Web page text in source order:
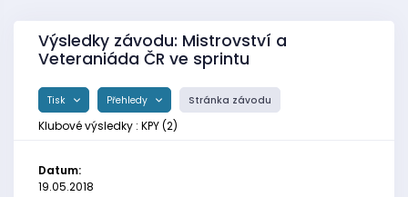
Výsledky závodu: Mistrovství a
Veteraniáda ČR ve sprintu
Tisk Přehledy Stránka závodu
Klubové výsledky : KPY (2)
Datum:
19.05.2018